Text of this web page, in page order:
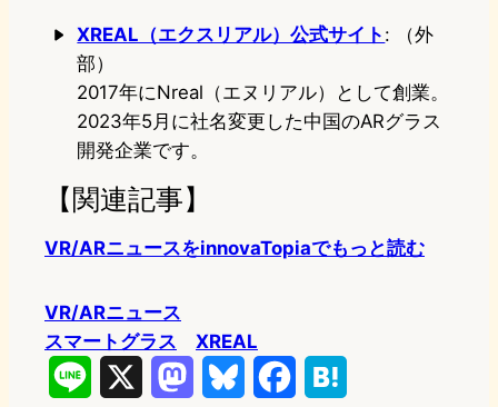
XREAL（エクスリアル）公式サイト : （外
部）
2017年にNreal（エヌリアル）として創業。
2023年5月に社名変更した中国のARグラス
開発企業です。
【関連記事】
VR/ARニュースをinnovaTopiaでもっと読む
VR/ARニュース
スマートグラス
XREAL